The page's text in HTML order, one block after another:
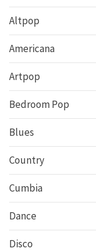
Altpop
Americana
Artpop
Bedroom Pop
Blues
Country
Cumbia
Dance
Disco